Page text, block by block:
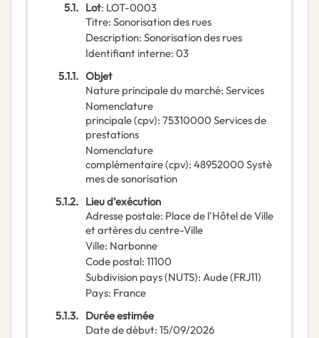
5.1. Lot: LOT-0003
Titre: Sonorisation des rues
Description: Sonorisation des rues
Identifiant interne: 03
5.1.1. Objet
Nature principale du marché: Services
Nomenclature
principale(cpv): 75310000 Services de
prestations
Nomenclature
complémentaire(cpv): 48952000 Systè
mes de sonorisation
5.1.2. Lieu d’exécution
Adresse postale: Place de l'Hôtel de Ville
et artères du centre-Ville
Ville: Narbonne
Code postal: 11100
Subdivision pays (NUTS): Aude(FRJ11)
Pays: France
5.1.3. Durée estimée
Date de début: 15/09/2026